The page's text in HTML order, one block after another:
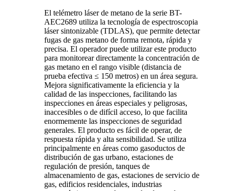
El telémetro láser de metano de la serie BT-
AEC2689 utiliza la tecnología de espectroscopia
láser sintonizable (TDLAS), que permite detectar
fugas de gas metano de forma remota, rápida y
precisa. El operador puede utilizar este producto
para monitorear directamente la concentración de
gas metano en el rango visible (distancia de
prueba efectiva ≤ 150 metros) en un área segura.
Mejora significativamente la eficiencia y la
calidad de las inspecciones, facilitando las
inspecciones en áreas especiales y peligrosas,
inaccesibles o de difícil acceso, lo que facilita
enormemente las inspecciones de seguridad
generales. El producto es fácil de operar, de
respuesta rápida y alta sensibilidad. Se utiliza
principalmente en áreas como gasoductos de
distribución de gas urbano, estaciones de
regulación de presión, tanques de
almacenamiento de gas, estaciones de servicio de
gas, edificios residenciales, industrias